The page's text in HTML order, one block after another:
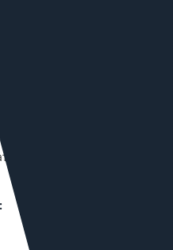
дополнительно
под новинки,
релевантным
распределения